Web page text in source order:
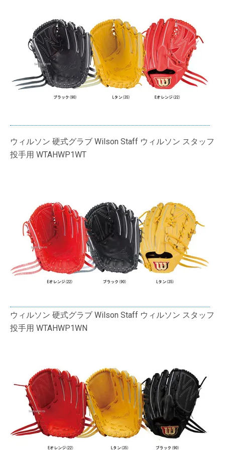
ウィルソン 硬式グラブ Wilson Staff ウィルソン スタッフ
投手用 WTAHWP1WT
ウィルソン 硬式グラブ Wilson Staff ウィルソン スタッフ
投手用 WTAHWP1WN